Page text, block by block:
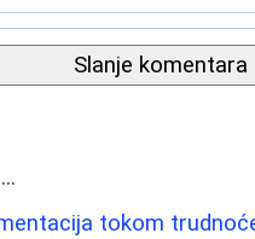
Slanje komentara
tokom